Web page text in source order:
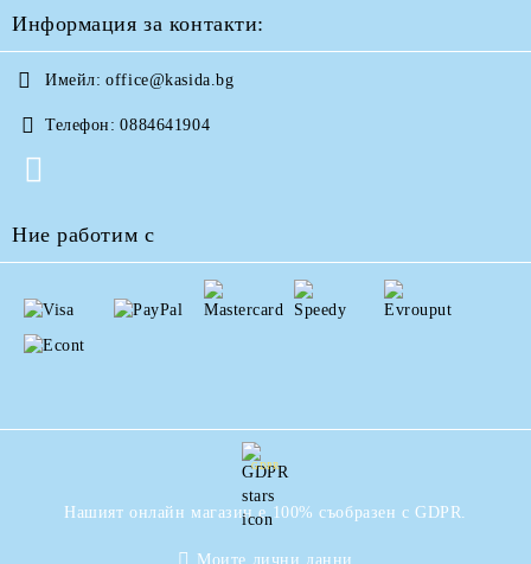
Информация за контакти:
Имейл: office@kasida.bg
Телефон: 0884641904
Ние работим с
GDPR
Нашият онлайн магазин е 100% съобразен с GDPR.
Моите лични данни